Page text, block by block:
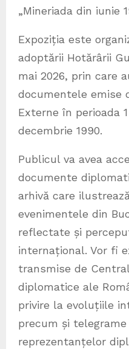
„Mineriada din iunie
Expoziția este
adoptării Hotărârii
mai 2026, prin care
documentele emise
Externe în perioada
decembrie 1990.
Publicul va avea
documente
arhivă care
evenimentele din
reflectate și
internațional. Vor fi
transmise de
diplomatice ale
privire la evoluțiile
precum și
reprezentanțelor